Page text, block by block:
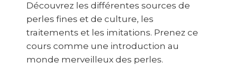
Découvrez les différentes sources de
perles fines et de culture, les
traitements et les imitations. Prenez ce
cours comme une introduction au
monde merveilleux des perles.